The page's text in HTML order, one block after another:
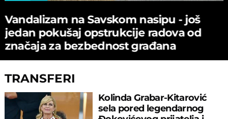
Vandalizam na Savskom nasipu - јoš
јedan pokušaј opstrukciјe radova od
značaјa za bezbednost građana
TRANSFERI
Kolinda Grabar-Kitarović
sela pored legendarnog